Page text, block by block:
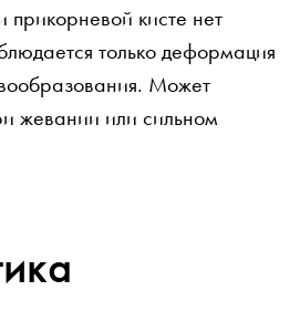
кисте нет
только деформация
Может
жевании или сильном